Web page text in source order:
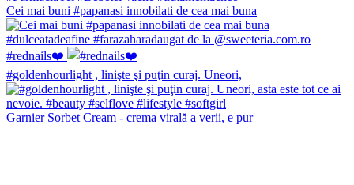
Cei mai buni #papanasi innobilati de cea mai buna
#rednails❤️
#goldenhourlight , linişte şi puţin curaj. Uneori,
Garnier Sorbet Cream - crema virală a verii, e pur